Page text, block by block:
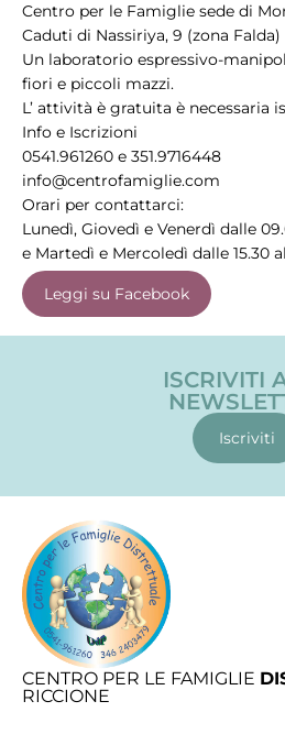
Centro per le Famiglie sede di
Caduti di Nassiriya, 9 (zona Falda)
Un laboratorio espressivo-
fiori e piccoli mazzi.
L’ attività è gratuita è necessaria
Info e Iscrizioni
0541.961260 e 351.9716448
info@centrofamiglie.com
Orari per contattarci:
Lunedì, Giovedì e Venerdì dalle
e Martedì e Mercoledì dalle 15.30
Leggi su Facebook
ISCRIVITI
Iscriviti
CENTRO PER LE FAMIGLIE
RICCIONE